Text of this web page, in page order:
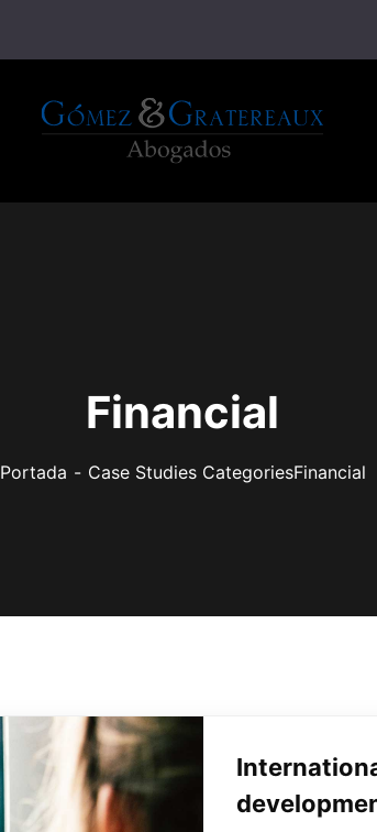
Financial
Portada Case Studies CategoriesFinancial